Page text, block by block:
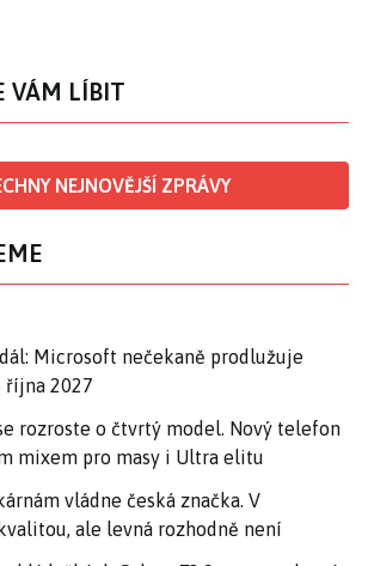
VÁM LÍBIT
NEJNOVĚJŠÍ ZPRÁVY
Microsoft nečekaně prodlužuje
října 2027
se rozroste o čtvrtý model. Nový telefon
mixem pro masy i Ultra elitu
vládne česká značka. V
ale levná rozhodně není